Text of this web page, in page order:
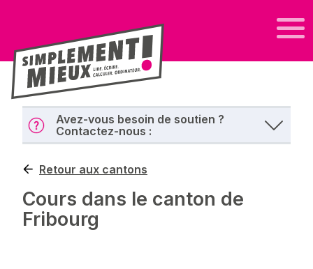
Avez-vous besoin de soutien ?
Contactez-nous :
Retour aux cantons
Cours dans le canton de
Fribourg